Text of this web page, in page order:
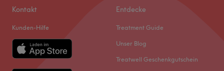
Kontakt
Kunden-Hilfe
Entdecke
Treatment Guide
Unser Blog
Treatwell Geschenkgutschein